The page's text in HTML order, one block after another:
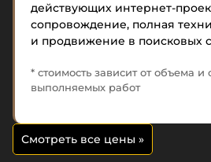
действующих интернет-
сопровождение, полная
и продвижение в поисковых
* стоимость зависит от объема и
выполняемых работ
Смотреть все цены »